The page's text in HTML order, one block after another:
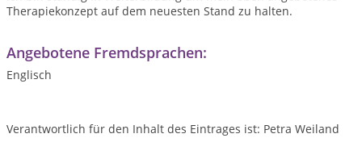
Therapiekonzept auf dem neuesten Stand zu halten.
Angebotene Fremdsprachen:
Englisch
Verantwortlich für den Inhalt des Eintrages ist: Petra Weiland